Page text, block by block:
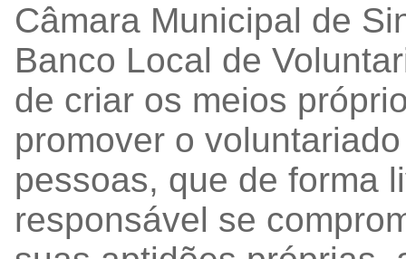
Câmara Municipal de
Banco Local de
de criar os meios
promover o
pessoas, que de forma
responsável se